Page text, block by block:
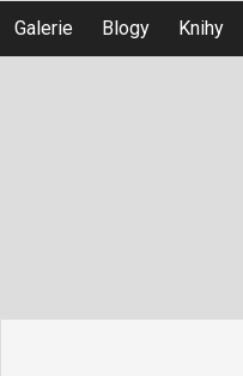
Galerie Blogy Knihy